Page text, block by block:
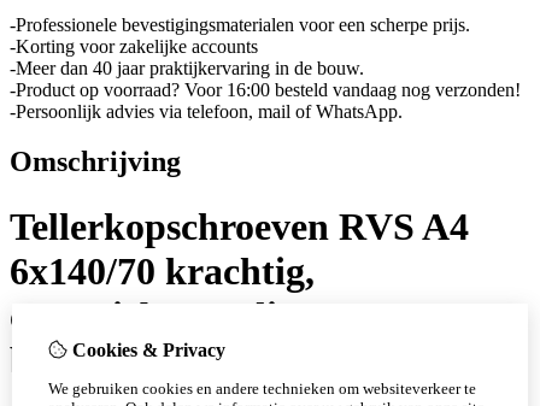
-Professionele bevestigingsmaterialen voor een scherpe prijs.
-Korting voor zakelijke accounts
-Meer dan 40 jaar praktijkervaring in de bouw.
-Product op voorraad? Voor 16:00 besteld vandaag nog verzonden!
-Persoonlijk advies via telefoon, mail of WhatsApp.
Omschrijving
Tellerkopschroeven RVS A4
6x140/70 krachtig,
corrosiebestendig en
betrouwbaar
Cookies & Privacy
We gebruiken cookies en andere technieken om websiteverkeer te